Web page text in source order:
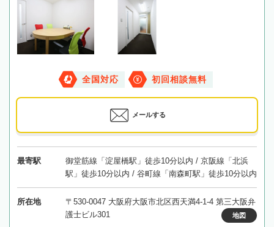
全国対応 初回相談無料
メールする
最寄駅
御堂筋線「淀屋橋駅」徒歩10分以内 / 京阪線「北浜
駅」徒歩10分以内 / 谷町線「南森町駅」徒歩10分以内
所在地
〒530-0047 大阪府大阪市北区西天満4-1-4 第三大阪弁
護士ビル301
地図